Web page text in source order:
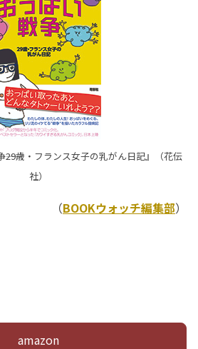
歳・フランス女子の乳がん日記』（花伝
社）
（BOOKウォッチ編集部）
amazon